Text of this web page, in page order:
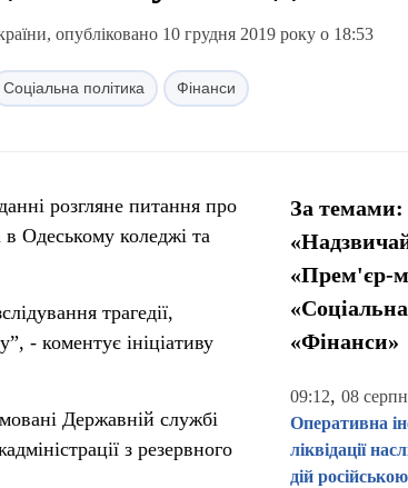
опубліковано 10 грудня 2019 року о 18:53
Соціальна політика Фінанси
розгляне питання про
Одеському коледжі та
трагедії,
- коментує ініціативу
Державній службі
з резервного
За темами:
«Прем'єр-
«Фінанси»
09:12, 08
Оперативна
ліквідації
дій